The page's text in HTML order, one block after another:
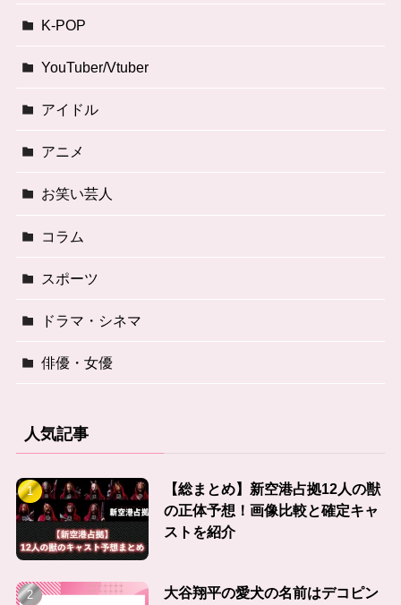
K-POP
YouTuber/Vtuber
アイドル
アニメ
お笑い芸人
コラム
スポーツ
ドラマ・シネマ
俳優・女優
人気記事
【総まとめ】新空港占拠12人の獣
の正体予想！画像比較と確定キャ
ストを紹介
大谷翔平の愛犬の名前はデコピン